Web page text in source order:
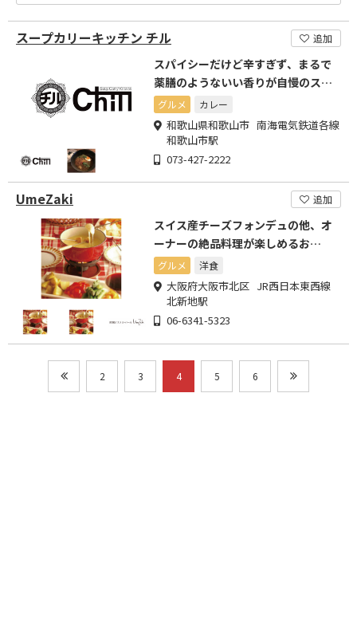
スープカリーキッチン チル 追加
スパイシーだけど辛すぎず、まるで
薬膳のようないい香りが自慢のスー
プカリー
グルメ カレー
和歌山県和歌山市 南海電気鉄道各線
和歌山市駅
073-427-2222
UmeZaki 追加
スイス産チーズフォンデュの他、オ
ーナーの絶品料理が楽しめるお
店！！
グルメ 洋食
大阪府大阪市北区 JR西日本東西線
北新地駅
06-6341-5323
2 3 4 5 6